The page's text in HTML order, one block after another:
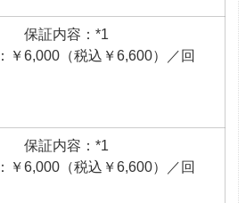
保証内容：*1
￥6,000（税込￥6,600）／回
保証内容：*1
￥6,000（税込￥6,600）／回